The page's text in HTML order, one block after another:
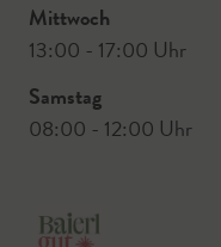
Mittwoch
13:00 - 17:00 Uhr
Samstag
08:00 - 12:00 Uhr